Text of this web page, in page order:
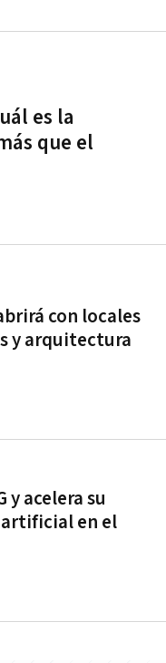
es la
que el
con locales
y arquitectura
y acelera su
en el